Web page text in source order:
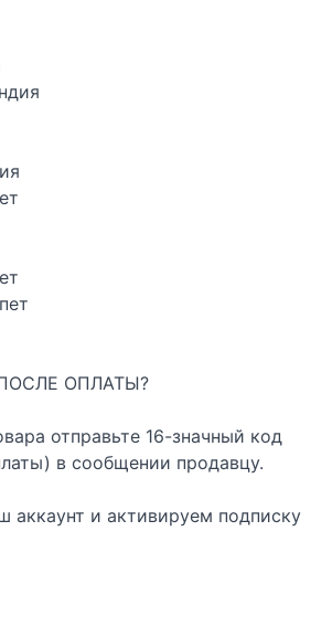
ОПЛАТЫ?
отправьте 16-значный код
в сообщении продавцу.
и активируем подписку